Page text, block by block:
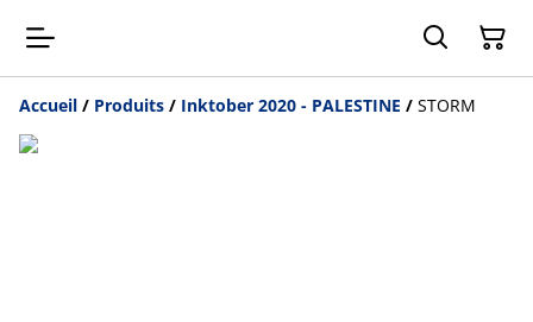
Accueil / Produits / Inktober 2020 - PALESTINE / STORM